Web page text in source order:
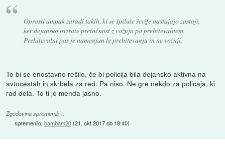
Oprosti ampak zaradi takih, ki se špilate šerife nastajajo zastoji,
ker dejansko ovirate pretočnost z vožnjo po prehitevalnem.
Prehitevalni pas je namenjan le prehitevanju in ne vožnji.
To bi se enostavno rešilo, če bi policija bila dejansko aktivna na
avtocestah in skrbela za red. Pa niso. Ne gre nekdo za policaja, ki
rad dela. To ti je menda jasno.
Zgodovina sprememb…
spremenilo:bambam20(21. okt 2017 ob 18:40)